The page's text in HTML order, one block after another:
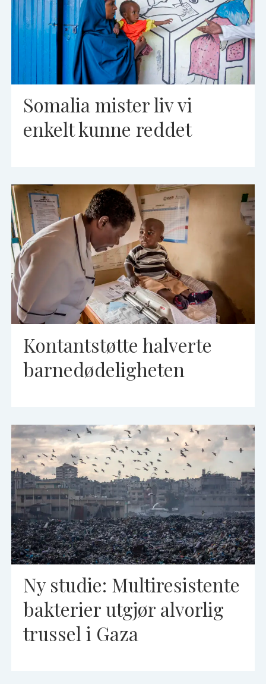
Somalia mister liv vi
enkelt kunne reddet
Kontantstøtte halverte
barnedødeligheten
Ny studie: Multiresistente
bakterier utgjør alvorlig
trussel i Gaza